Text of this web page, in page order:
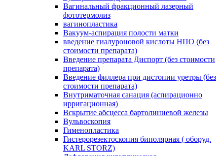
Вагинальный фракционный лазерный
фототермолиз
вагинопластика
Вакуум-аспирация полости матки
введение гиалуроновой кислоты НПО (без
стоимости препарата)
Введение препарата Диспорт (без стоимости
препарата)
Введение филлера при дистопии уретры (без
стоимости препарата)
Внутриматочная санация (аспирационно
ирригационная)
Вскрытие абсцесса бартолиниевой железы
Вульвоскопия
Гименопластика
Гистерорезектоскопия биполярная ( оборуд.
KARL STORZ)